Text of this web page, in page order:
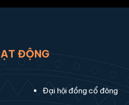
ĐỘNG
Đại hội đồng cổ đông